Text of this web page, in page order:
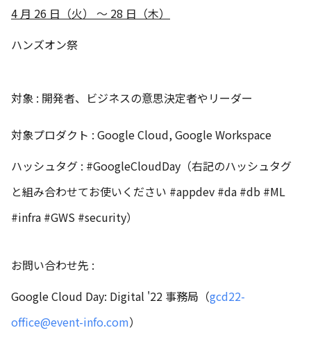
4 ⽉ 26 ⽇（火） ～ 28 ⽇（木）
ハンズオン祭
対象 : 開発者、ビジネスの意思決定者やリーダー
対象プロダクト : Google Cloud, Google Workspace
ハッシュタグ : #GoogleCloudDay（右記のハッシュタグ
と組み合わせてお使いください #appdev #da #db #ML
#infra #GWS #security）
お問い合わせ先 :
Google Cloud Day: Digital '22 事務局（gcd22-
office@event-info.com）